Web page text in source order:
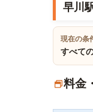
早川
現在の条
すべて
料金